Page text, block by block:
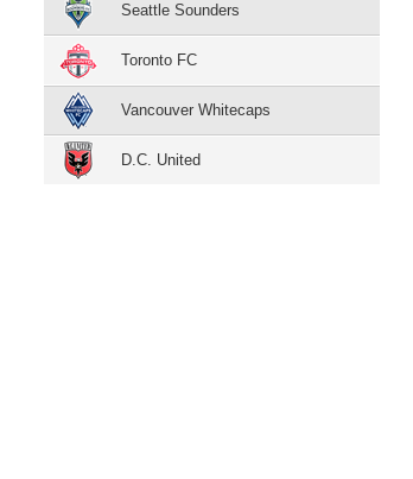
Seattle Sounders
Toronto FC
Vancouver Whitecaps
D.C. United